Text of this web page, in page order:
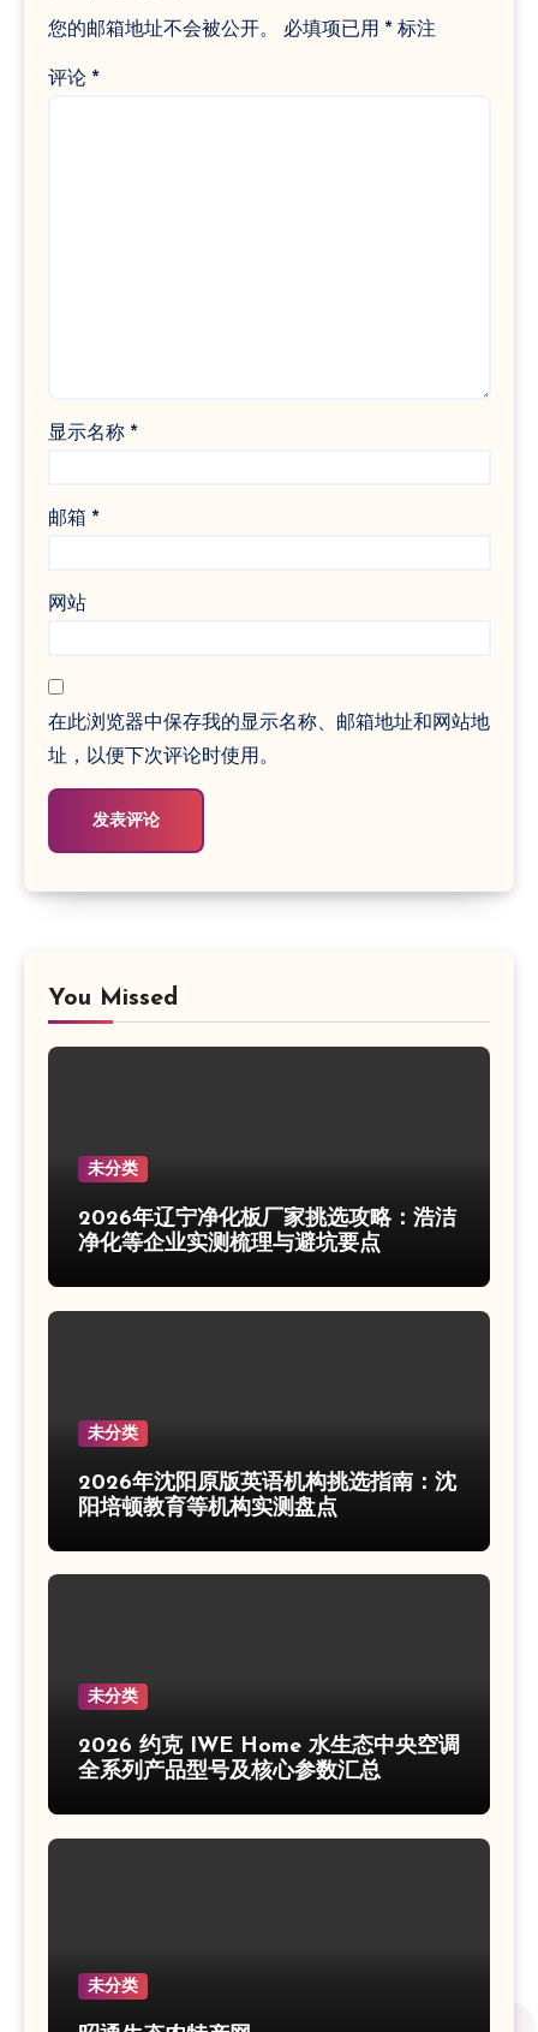
您的邮箱地址不会被公开。 必填项已用 *标注
评论 *
显示名称 *
邮箱 *
网站
在此浏览器中保存我的显示名称、邮箱地址和网站地
址，以便下次评论时使用。
You Missed
未分类
2026年辽宁净化板厂家挑选攻略：浩洁
净化等企业实测梳理与避坑要点
未分类
2026年沈阳原版英语机构挑选指南：沈
阳培顿教育等机构实测盘点
未分类
2026 约克 IWE Home 水生态中央空调
全系列产品型号及核心参数汇总
未分类